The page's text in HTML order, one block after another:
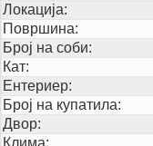
Локација:
Површина:
Број на соби:
Кат:
Ентериер:
Број на купатила:
Двор:
Клима: